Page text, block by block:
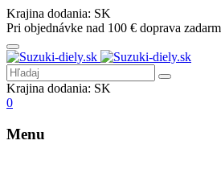
Krajina dodania: SK
Pri objednávke nad 100 € doprava
Krajina dodania: SK
0
Menu